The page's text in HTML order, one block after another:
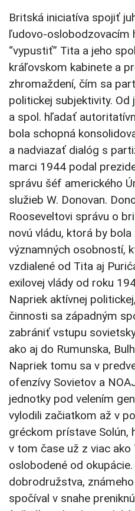
Britská iniciatíva spojiť
ľudovo-oslobodzovacím
“vypustiť” Tita a jeho
kráľovskom kabinete a
zhromaždení, čím sa
politickej subjektivity. Od
a spol. hľadať
bola schopná
a nadviazať dialóg s
marci 1944 podal
správu šéf amerického
služieb W. Donovan.
Rooseveltovi správu o
novú vládu, ktorá by
významných osobností,
vzdialené od Tita aj
exilovej vlády od roku
Napriek aktívnej
činnosti sa západným
zabrániť vstupu
ako aj do Rumunska,
Napriek tomu sa v
ofenzívy Sovietov a
jednotky pod velením
vylodili začiatkom až v
gréckom prístave Solún,
v tom čase už z viac ako
oslobodené od
dobrodružstva,
spočíval v snahe